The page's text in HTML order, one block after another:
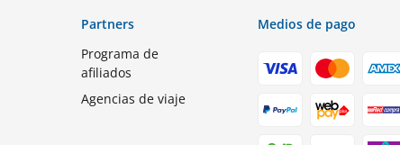
Partners
Programa de
afiliados
Agencias de viaje
Medios de pago